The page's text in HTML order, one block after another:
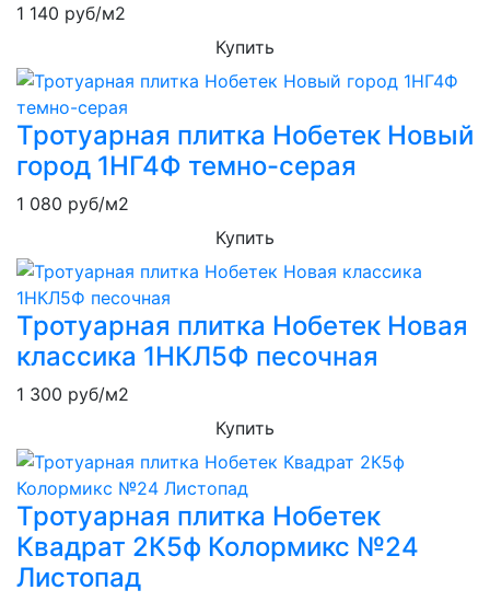
1 140 руб/м2
Купить
Тротуарная плитка Нобетек Новый
город 1НГ4Ф темно-серая
1 080 руб/м2
Купить
Тротуарная плитка Нобетек Новая
классика 1НКЛ5Ф песочная
1 300 руб/м2
Купить
Тротуарная плитка Нобетек
Квадрат 2К5ф Колормикс №24
Листопад